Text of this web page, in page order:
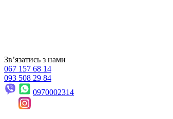
Звʼязатись з нами
067 157 68 14
093 508 29 84
0970002314